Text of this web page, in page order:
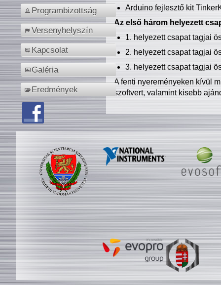
Programbizottság
Versenyhelyszín
Kapcsolat
Galéria
Eredmények
Arduino fejlesztő kit
Az első három helyezett
1. helyezett csapat tagjai
2. helyezett csapat tagjai
3. helyezett csapat tagjai
A fenti nyereményeken kívül
szoftvert, valamint kisebb